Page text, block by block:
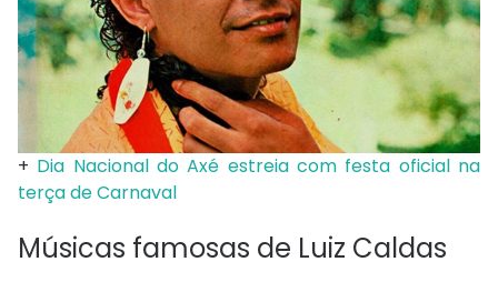
+ Dia Nacional do Axé estreia com festa oficial na
terça de Carnaval
Músicas famosas de Luiz Caldas